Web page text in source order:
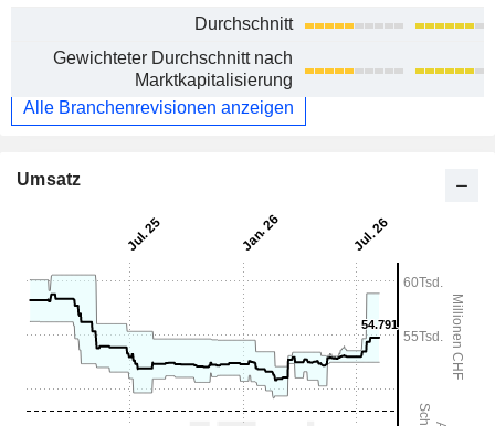
Durchschnitt
Gewichteter Durchschnitt nach
Marktkapitalisierung
Alle Branchenrevisionen anzeigen
Umsatz